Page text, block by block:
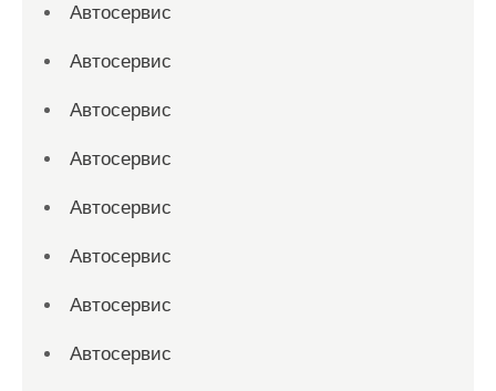
Автосервис
Автосервис
Автосервис
Автосервис
Автосервис
Автосервис
Автосервис
Автосервис